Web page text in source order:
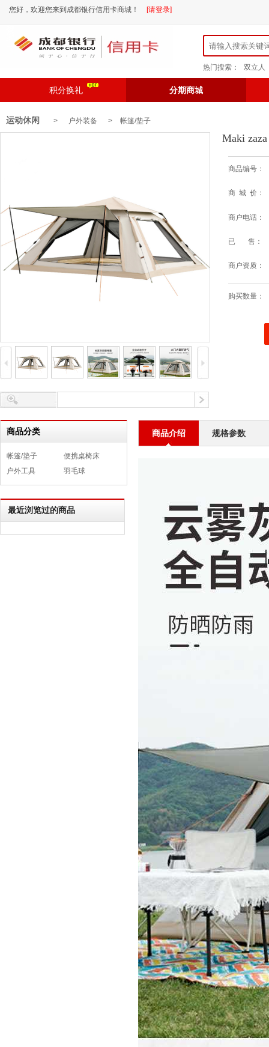
您好，欢迎您来到成都银行信用卡商城！ [请登录]
热门搜索： 双立人
积分换礼 分期商城
运动休闲 > 户外装备 > 帐篷/垫子
Maki
商品编号：
商 城 价：
商户电话：
已 售：
商户资质：
购买数量：
商品分类
帐篷/垫子
便携桌椅床
户外工具
羽毛球
最近浏览过的商品
商品介绍 规格参数